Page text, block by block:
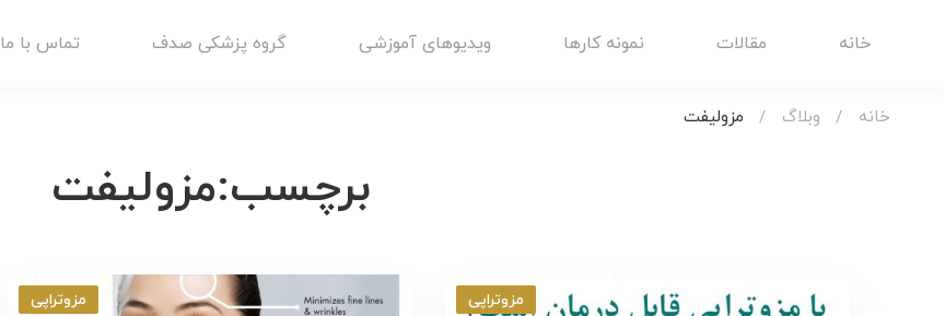
خانه مقالات نمونه کارها ویدیوهای آموزشی گروه پزشکی صدف تماس با ما
برچسب:مزولیفت
خانه وبلاگ مزولیفت
مزوتراپی مزوتراپی